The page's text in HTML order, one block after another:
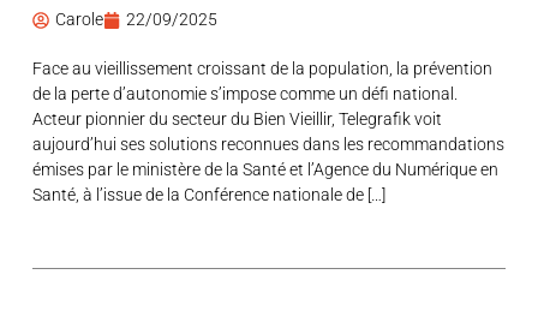
Carole 22/09/2025
Face au vieillissement croissant de la population, la prévention
de la perte d’autonomie s’impose comme un défi national.
Acteur pionnier du secteur du Bien Vieillir, Telegrafik voit
aujourd’hui ses solutions reconnues dans les recommandations
émises par le ministère de la Santé et l’Agence du Numérique en
Santé, à l’issue de la Conférence nationale de […]